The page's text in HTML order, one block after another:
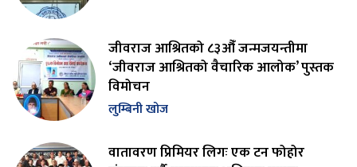
जीवराज आश्रितको ८३औँ जन्मजयन्तीमा
‘जीवराज आश्रितको वैचारिक आलोक’ पुस्तक
विमोचन
लुम्बिनी खोज
वातावरण प्रिमियर लिगः एक टन फोहोर